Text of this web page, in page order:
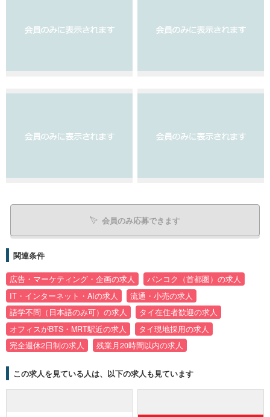
会員のみ応募できます
関連条件
広告・マーケティング・企画の求人
バンコク（首都圏）の求人
IT・インターネット・AIの求人
流通・小売の求人
語学不問（日本語のみ可）の求人
タイ在住者歓迎の求人
オフィスがBTS・MRT駅近の求人
タイ現地採用の求人
完全週休2日制の求人
残業月20時間以内の求人
この求人を見ている人は、以下の求人も見ています